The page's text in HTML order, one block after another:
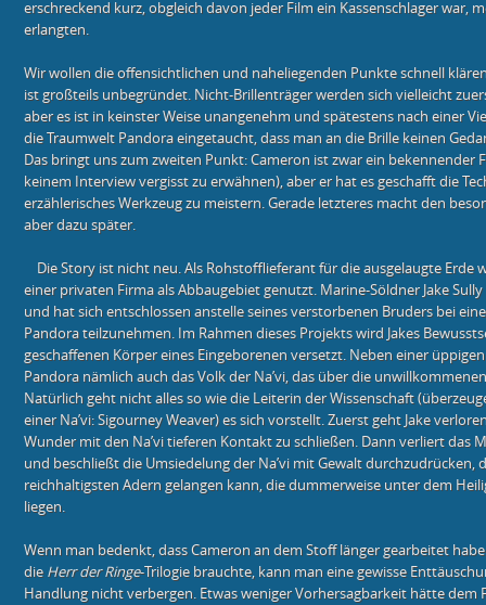
erschreckend kurz, obgleich davon jeder Film ein Kassenschlager war,
erlangten.
Wir wollen die offensichtlichen und naheliegenden Punkte schnell
ist großteils unbegründet. Nicht-Brillenträger werden sich vielleicht
aber es ist in keinster Weise unangenehm und spätestens nach einer
die Traumwelt Pandora eingetaucht, dass man an die Brille keinen
Das bringt uns zum zweiten Punkt: Cameron ist zwar ein bekennender
keinem Interview vergisst zu erwähnen), aber er hat es geschafft die
erzählerisches Werkzeug zu meistern. Gerade letzteres macht den
aber dazu später.
Die Story ist nicht neu. Als Rohstofflieferant für die ausgelaugte Erde
einer privaten Firma als Abbaugebiet genutzt. Marine-Söldner Jake
und hat sich entschlossen anstelle seines verstorbenen Bruders bei
Pandora teilzunehmen. Im Rahmen dieses Projekts wird Jakes
geschaffenen Körper eines Eingeborenen versetzt. Neben einer
Pandora nämlich auch das Volk der Na’vi, das über die
Natürlich geht nicht alles so wie die Leiterin der Wissenschaft
einer Na’vi: Sigourney Weaver) es sich vorstellt. Zuerst geht Jake
Wunder mit den Na’vi tieferen Kontakt zu schließen. Dann verliert das
und beschließt die Umsiedelung der Na’vi mit Gewalt durchzudrücken,
reichhaltigsten Adern gelangen kann, die dummerweise unter dem
liegen.
Wenn man bedenkt, dass Cameron an dem Stoff länger gearbeitet
die Herr der Ringe-Trilogie brauchte, kann man eine gewisse
Handlung nicht verbergen. Etwas weniger Vorhersagbarkeit hätte dem